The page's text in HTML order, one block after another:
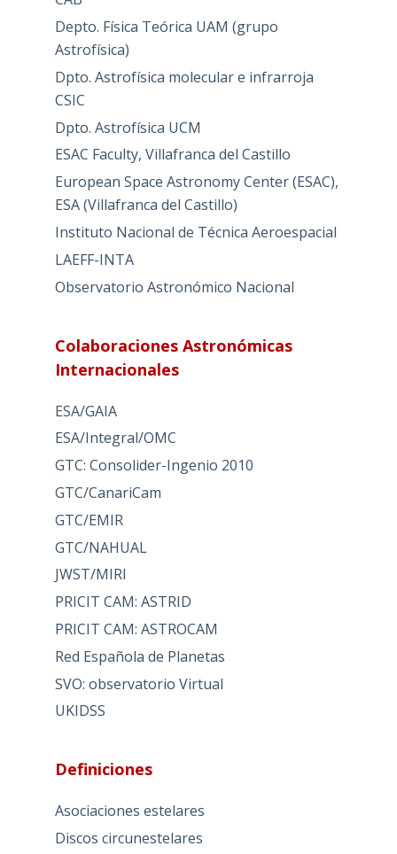
Depto. Física Teórica UAM (grupo
Astrofísica)
Dpto. Astrofísica molecular e infrarroja
CSIC
Dpto. Astrofísica UCM
ESAC Faculty, Villafranca del Castillo
European Space Astronomy Center (ESAC),
ESA (Villafranca del Castillo)
Instituto Nacional de Técnica Aeroespacial
LAEFF-INTA
Observatorio Astronómico Nacional
Colaboraciones Astronómicas
Internacionales
ESA/GAIA
ESA/Integral/OMC
GTC: Consolider-Ingenio 2010
GTC/CanariCam
GTC/EMIR
GTC/NAHUAL
JWST/MIRI
PRICIT CAM: ASTRID
PRICIT CAM: ASTROCAM
Red Española de Planetas
SVO: observatorio Virtual
UKIDSS
Definiciones
Asociaciones estelares
Discos circunestelares